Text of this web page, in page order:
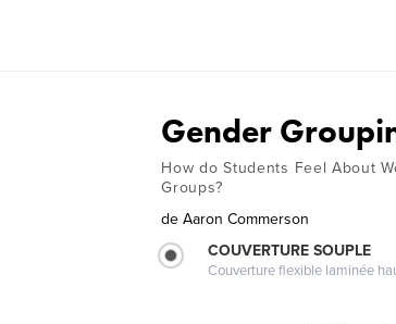
Gender
How do Students Feel About
Groups?
de Aaron Commerson
COUVERTURE SOUPLE
Couverture flexible laminée